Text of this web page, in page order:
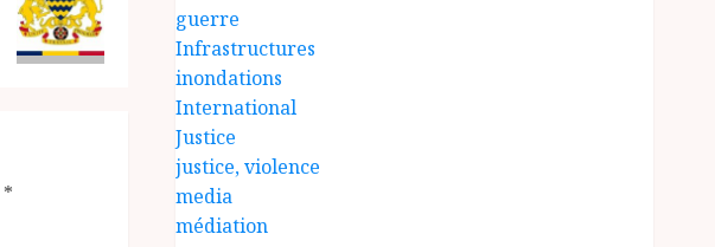
*
guerre
Infrastructures
inondations
International
Justice
justice, violence
media
médiation